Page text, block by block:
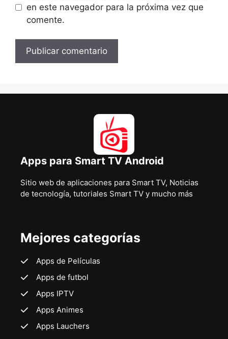
en este navegador para la próxima vez que
comente.
Apps para Smart TV Android
Sitio web de aplicaciones para Smart TV, Noticias
de tecnología, tutoriales Smart TV y mucho más
Mejores categorías
Apps de Películas
Apps de futbol
Apps IPTV
Apps Animes
Apps Lauchers